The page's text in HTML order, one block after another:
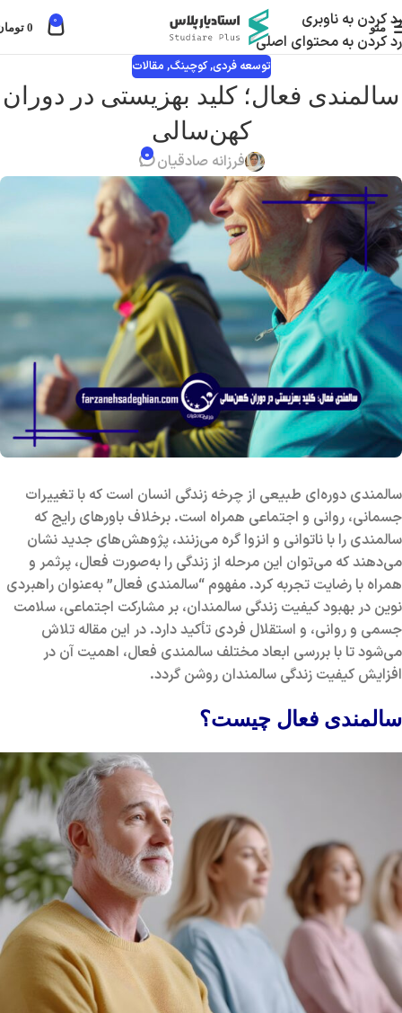
رد کردن به ناوبری
رد کردن به محتوای اصلی
منو
0
0
توسعه فردی,کوچینگ, مقالات
سالمندی فعال؛ کلید بهزیستی در دوران
کهن‌سالی
فرزانه صادقیان ۰
سالمندی دوره‌ای طبیعی از چرخه زندگی انسان است که با تغییرات
جسمانی، روانی و اجتماعی همراه است. برخلاف باورهای رایج که
سالمندی را با ناتوانی و انزوا گره می‌زنند، پژوهش‌های جدید نشان
می‌دهند که می‌توان این مرحله از زندگی را به‌صورت فعال، پرثمر و
همراه با رضایت تجربه کرد. مفهوم “سالمندی فعال” به‌عنوان راهبردی
نوین در بهبود کیفیت زندگی سالمندان، بر مشارکت اجتماعی، سلامت
جسمی و روانی، و استقلال فردی تأکید دارد. در این مقاله تلاش
می‌شود تا با بررسی ابعاد مختلف سالمندی فعال، اهمیت آن در
افزایش کیفیت زندگی سالمندان روشن گردد.
سالمندی فعال چیست؟